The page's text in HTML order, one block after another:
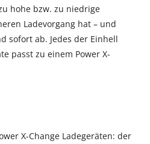
hohe bzw. zu niedrige
Ladevorgang hat – und
sofort ab. Jedes der Einhell
passt zu einem Power X-
X-Change Ladegeräten: der